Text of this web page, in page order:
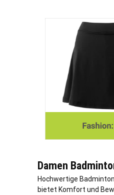
Damen
Hochwertige
bietet Komfort und